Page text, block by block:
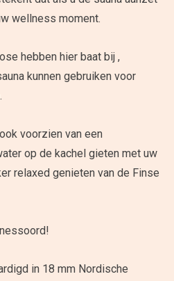
wellness moment.
hebben hier baat bij ,
kunnen gebruiken voor
voorzien van een
op de kachel gieten met uw
relaxed genieten van de Finse
in 18 mm Nordische